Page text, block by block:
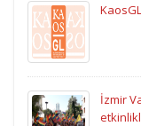
İzmir